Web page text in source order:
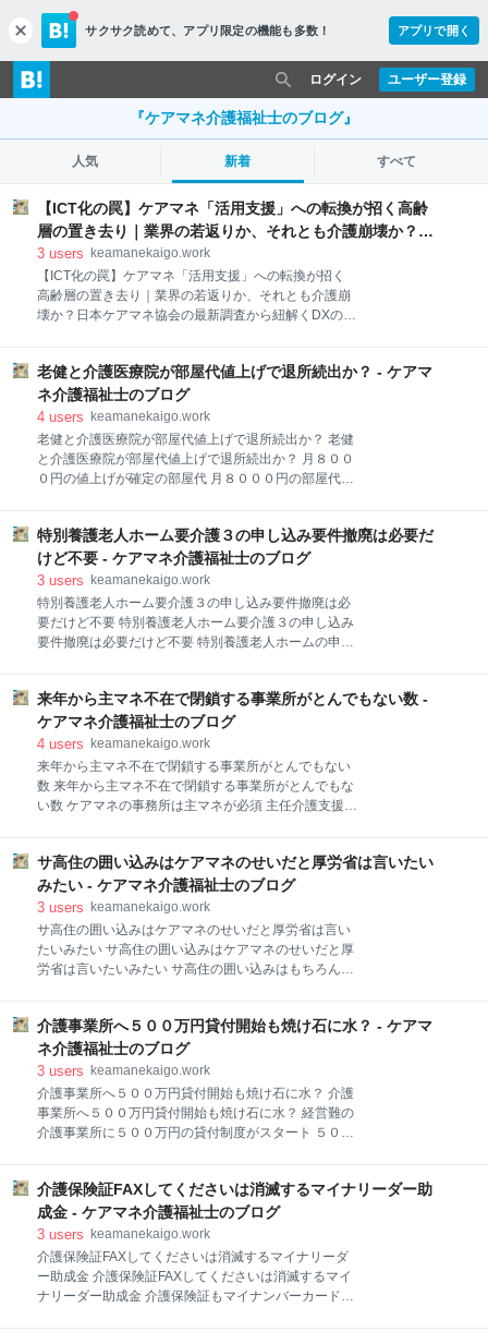
c
l
o
s
サクサク読めて、 アプリ限定の機能も多数！ アプリで開く
ユーザー登録
ログイン
『ケアマネ介護福祉士のブログ』
人気 新着 すべて
【ICT化の罠】ケアマネ「活用支援」への転換が招く高齢
層の置き去り｜業界の若返りか、それとも介護崩壊か？日
本ケアマネ協会の最新調査から紐解くDXの残酷な二面性 -
ケアマネ介護福祉士のブログ
3 users
keamanekaigo.work
【ICT化の罠】ケアマネ「活用支援」への転換が招く
高齢層の置き去り｜業界の若返りか、それとも介護崩
壊か？日本ケアマネ協会の最新調査から紐解くDXの残
タのためになる知識をプレゼント！！ Twitter始めまし
た。 こちらも最新の記事と私の呟きが見れますので登
録お願いいたします。 【公式 】ケアマネ介護福祉士
(@BWm7LDaUhfW1TPC) / Twittertwitter.com 公式のブ
ログやSNSの全てが詰まっているのはコチラ⇩⇩ 【公
式】ケアマネ介護福祉士 lit.link(リットリンク) 【本記
るDXの壁。「効率化」の裏で空転する「ケアマネジメ
ントの質」 3. 障壁のトッ
老健と介護医療院が部屋代値上げで退所続出か？ - ケアマ
ネ介護福祉士のブログ
4 users
keamanekaigo.work
老健と介護医療院が部屋代値上げで退所続出か？ 老健
と介護医療院が部屋代値上げで退所続出か？ 月８００
０円の値上げが確定の部屋代 月８０００円の部屋代値
か… そうはいっても医療法人は安泰？ 7割が赤字の現
状 【公式】ケアマネ介護福祉士の夏はアツい 介護業界
の夏はアツい 【公式】ケアマネ介護福祉士の夏もアツ
い ココからはブログのお知らせ⇓⇓ 介護施設の入所者
の自己負担が今年8月から引き上げられる。介護老人
保健施設と介護医療院の一部類型の多床室で、月額8
スで、在宅の高齢者との公平性や制度の持続可能性を
高める観点から、政府が方針を決定していた経緯があ
る。 厚労省は20日に介護保険最新情報のVol
特別養護老人ホーム要介護３の申し込み要件撤廃は必要だ
けど不要 - ケアマネ介護福祉士のブログ
3 users
keamanekaigo.work
特別養護老人ホーム要介護３の申し込み要件撤廃は必
要だけど不要 特別養護老人ホーム要介護３の申し込み
要件撤廃は必要だけど不要 特別養護老人ホームの申し
っては… ただ、それはレアケースで多くの特養はまだ
まだ待機者満載？ むしろ要介護1から申し込めるよう
になると施設が辛くなる リストだけ増える 実態しらず
の自治体は１０年後は地域崩壊 【公式】ケアマネ介護
福祉士的にマジで辞めた方いいよ 【公式】ケアマネ介
護福祉士の考察 居宅ケアマネもうんざりする 市町村単
知らせ⇓⇓ 今後の介護保険制度の改正を話し合う審議
会（社保審・介護保険部会）で19日、特別養護老人ホ
ームの経営者らで組織する全国老人福祉施設協議会が
来年から主マネ不在で閉鎖する事業所がとんでもない数 -
ケアマネ介護福祉士のブログ
4 users
keamanekaigo.work
来年から主マネ不在で閉鎖する事業所がとんでもない
数 来年から主マネ不在で閉鎖する事業所がとんでもな
い数 ケアマネの事務所は主マネが必須 主任介護支援専
って… とはいえ主マネは早々つかまらない 【公式】ケ
アマネ介護福祉士的に事業所閉鎖で介護難民出てきた
ら自治体はどう動くんだろう… 地域包括に介護の人も
担当とかさせるのかな？ そもそも主マネの要件だった
り研修時間や費用が高い 【公式】ケアマネ介護福祉士
の日常 ココからはブログのお知らせ⇓⇓ 居宅介護支援
準は経過措置の期間中。もともと管理者を務めていた
ケアマネであれば、主任でなくても管理者を続けられ
る例外が認められている。 問題は、この経過措置が来
年度末
サ高住の囲い込みはケアマネのせいだと厚労省は言いたい
みたい - ケアマネ介護福祉士のブログ
3 users
keamanekaigo.work
サ高住の囲い込みはケアマネのせいだと厚労省は言い
たいみたい サ高住の囲い込みはケアマネのせいだと厚
労省は言いたいみたい サ高住の囲い込みはもちろん当
強すぎる規制もよくないって… ケアマネが悪いみたい
な風潮 ケアマネに公平中立を問うこと自体が無理でし
ょ… 【公式】ケアマネ介護福祉士的に囲い込みを根本
的に是正するには国土交通省と全面戦争しかない そん
なことできないんだろうけど… 【公式】ケアマネ介護
福祉士の日常 ココからはブログのお知らせ⇓⇓ 厚生労
開いた。【Joint編集部】 論点の1つに、過剰なサービ
スを提供して利益を上げる“囲い込み”への対策を掲げ
た。 ケアマネジャーの独立性・中立性や入居者
介護事業所へ５００万円貸付開始も焼け石に水？ - ケアマ
ネ介護福祉士のブログ
3 users
keamanekaigo.work
介護事業所へ５００万円貸付開始も焼け石に水？ 介護
事業所へ５００万円貸付開始も焼け石に水？ 経営難の
介護事業所に５００万円の貸付制度がスタート ５００
本当に一時しのぎの金額… 【公式】ケアマネ介護福祉
士的にマジで潰れるところが出てくる予兆ばかり… マ
ジで事業所閉鎖は増えてきた… 【公式】ケアマネ介護
福祉士の日常 ココからはブログのお知らせ⇓⇓ 厚生労
働省は8日、物価高騰などの影響で経営が悪化してい
る介護事業者を支えるため、福祉医療機構による優遇
介護保険証FAXしてくださいは消滅するマイナリーダー助
成金 - ケアマネ介護福祉士のブログ
3 users
keamanekaigo.work
介護保険証FAXしてくださいは消滅するマイナリーダ
ー助成金 介護保険証FAXしてくださいは消滅するマイ
ナリーダー助成金 介護保険証もマイナンバーカードと